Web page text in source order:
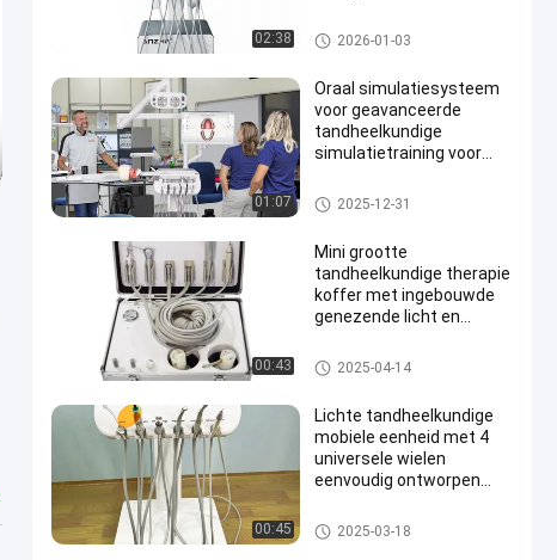
02:38
Dental Trolley
Veterinaire tandheelkundige a
pparatuur
2026-01-03
01:07
Oraal simulatiesysteem
voor geavanceerde
tandheelkundige
simulatietraining voor
met compressor
chirurgisch licht
Mobiele tandheelkundige wage
n
2025-12-31
00:43
Mini grootte
tandheelkundige therapie
koffer met ingebouwde
genezende licht en
mobiele tandheelkundige
behandeling eenheid
Mobiele tandheelkundige wage
n
2025-04-14
00:45
Lichte tandheelkundige
mobiele eenheid met 4
universele wielen
eenvoudig ontworpen
behandelkarretjes
Mobiele tandheelkundige wage
n
2025-03-18